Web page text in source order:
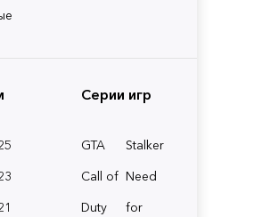
Серии игр
GTA
Stalker
Call of
Duty
Need
for